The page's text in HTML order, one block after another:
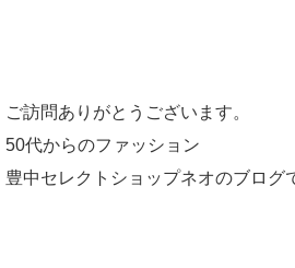
ご訪問ありがとうございます。
50代からのファッション
豊中セレクトショップネオのブログ